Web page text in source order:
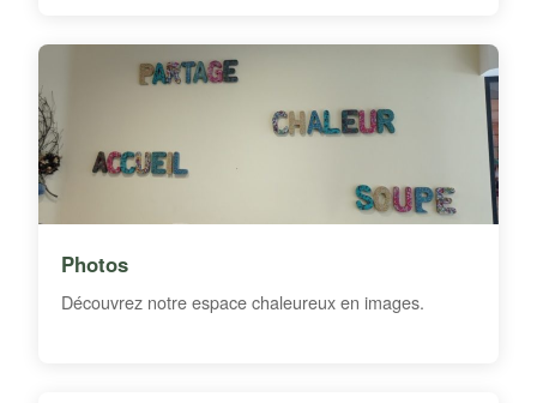
Photos
Découvrez notre espace chaleureux en images.